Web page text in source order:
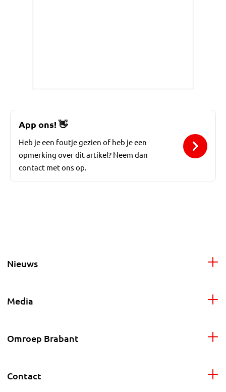
App ons!👋
Heb je een foutje gezien of heb je een
opmerking over dit artikel? Neem dan
contact met ons op.
Nieuws
Media
Omroep Brabant
Contact